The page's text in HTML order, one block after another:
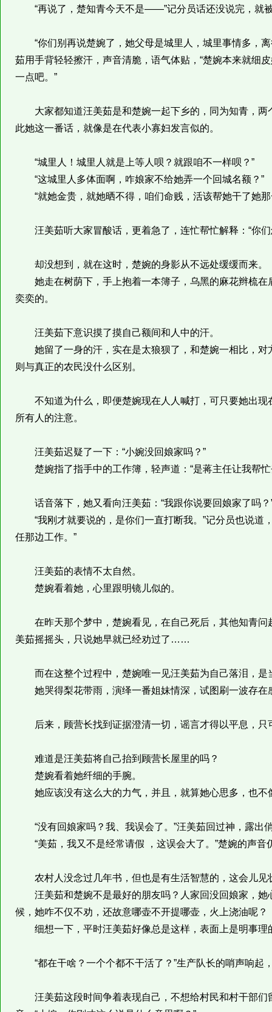
“再说了，楚知青今天不是——”记分员话还没说完，就
“你们别再说楚婉了，她父母是城里人，城里事情多，离
茹用手背轻轻擦汗，声音清脆，语气体贴，“楚婉本来就细
一点吧。”
大家都知道汪美茹是和楚婉一起下乡的，同为知青，两
此她这一番话，就像是在代表小寡妇发言似的。
“城里人！城里人就是上等人呗？就跟咱不一样呗？”
“这城里人多体面啊，咋娘家不给她弄一个回城名额？”
“就她金贵，就她晒不得，咱们命贱，活该帮她干了她那
汪美茹听大家冒酸话，更着急了，连忙帮忙解释：“你们
却没想到，就在这时，楚婉的身影从不远处缓缓而来。
她走在树荫下，手上抱着一本簿子，乌黑的麻花辫梳在
奕奕的。
汪美茹下意识摸了摸自己额间和人中的汗。
她留了一身的汗，实在是太狼狈了，和楚婉一相比，对
则与真正的农民没什么区别。
不知道为什么，即便楚婉现在人人喊打，可只要她出现
所有人的注意。
汪美茹迟疑了一下：“小婉没回娘家吗？”
楚婉指了指手中的工作簿，轻声道：“是蒋主任让我帮忙
话音落下，她又看向汪美茹：“我跟你说要回娘家了吗？
“我刚才就要说的，是你们一直打断我。”记分员也说道
任那边工作。”
汪美茹的表情不太自然。
楚婉看着她，心里跟明镜儿似的。
在昨天那个梦中，楚婉看见，在自己死后，其他知青问
美茹摇摇头，只说她早就已经劝过了……
而在这整个过程中，楚婉唯一见汪美茹为自己落泪，是
她哭得梨花带雨，演绎一番姐妹情深，试图刷一波存在
后来，顾营长找到证据澄清一切，谣言才得以平息，只
难道是汪美茹将自己抬到顾营长屋里的吗？
楚婉看着她纤细的手腕。
她应该没有这么大的力气，并且，就算她心思多，也
“没有回娘家吗？我、我误会了。”汪美茹回过神，露出
“美茹，我又不是经常请假 ，这误会大了。”楚婉的声音
农村人没念过几年书，但也是有生活智慧的，这会儿见
汪美茹和楚婉不是最好的朋友吗？人家回没回娘家，她
候，她咋不仅不劝，还故意哪壶不开提哪壶，火上浇油呢？
细想一下，平时汪美茹好像总是这样，表面上是明事理
“都在干啥？一个个都不干活了？”生产队长的哨声响起，
汪美茹这段时间争着表现自己，不想给村民和村干部们